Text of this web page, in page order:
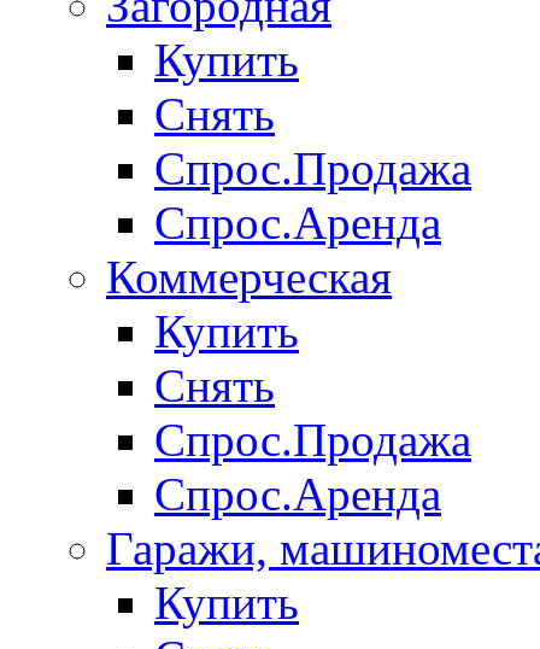
Купить
Снять
Спрос.Продажа
Спрос.Аренда
Коммерческая
Купить
Снять
Спрос.Продажа
Спрос.Аренда
Гаражи,
Купить